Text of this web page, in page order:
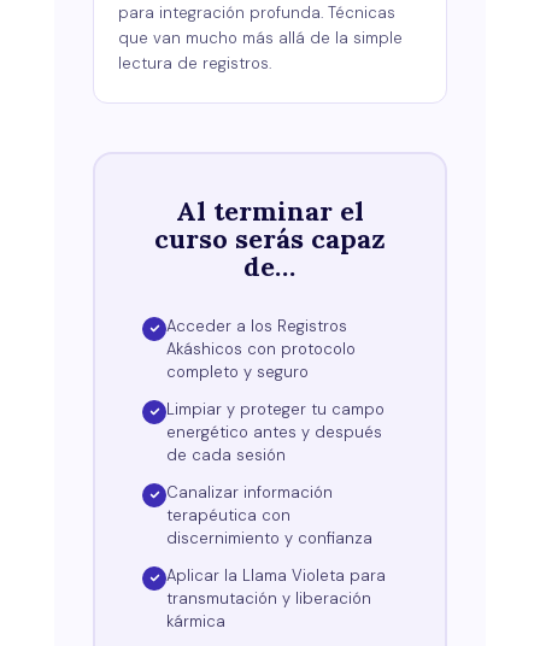
para integración profunda. Técnicas
que van mucho más allá de la simple
lectura de registros.
Al terminar el
curso serás capaz
de…
Acceder a los Registros
Akáshicos con protocolo
completo y seguro
Limpiar y proteger tu campo
energético antes y después
de cada sesión
Canalizar información
terapéutica con
discernimiento y confianza
Aplicar la Llama Violeta para
transmutación y liberación
kármica